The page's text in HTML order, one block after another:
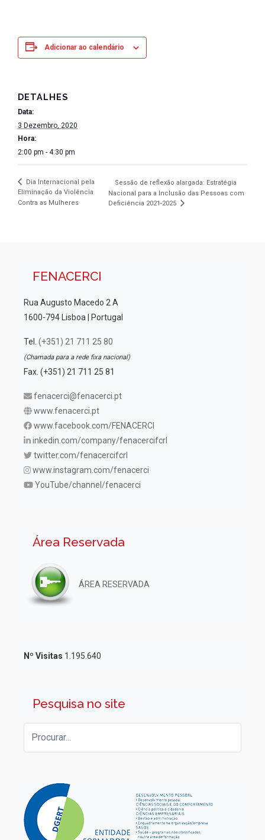
Adicionar ao calendário
DETALHES
Data:
3 Dezembro, 2020
Hora:
2:00 pm - 4:30 pm
Dia Internacional pela
Eliminação da Violência
Contra as Mulheres
Sessão de reflexão alargada: Estratégia
Nacional para a Inclusão das Pessoas com
Deficiência 2021-2025
FENACERCI
Rua Augusto Macedo 2 A
1600-794 Lisboa | Portugal
Tel. (+351) 21 711 25 80
(Chamada para a rede fixa nacional)
Fax. (+351) 21 711 25 81
fenacerci@fenacerci.pt
www.fenacerci.pt
www.facebook.com/FENACERCI
inkedin.com/company/fenacercifcrl
twitter.com/fenacercifcrl
www.instagram.com/fenacerci
YouTube/channel/fenacerci
Área Reservada
ÁREA RESERVADA
Nº Visitas 1.195.640
Pesquisa no site